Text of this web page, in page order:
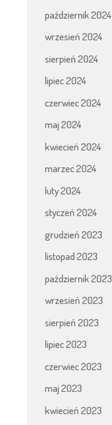
październik 2024
wrzesień 2024
sierpień 2024
lipiec 2024
czerwiec 2024
maj 2024
kwiecień 2024
marzec 2024
luty 2024
styczeń 2024
grudzień 2023
listopad 2023
październik 2023
wrzesień 2023
sierpień 2023
lipiec 2023
czerwiec 2023
maj 2023
kwiecień 2023